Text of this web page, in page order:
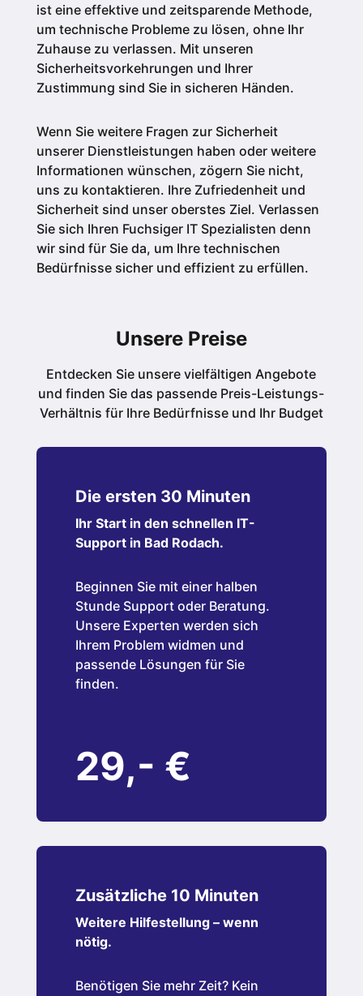
ist eine effektive und zeitsparende Methode,
um technische Probleme zu lösen, ohne Ihr
Zuhause zu verlassen. Mit unseren
Sicherheitsvorkehrungen und Ihrer
Zustimmung sind Sie in sicheren Händen.
Wenn Sie weitere Fragen zur Sicherheit
unserer Dienstleistungen haben oder weitere
Informationen wünschen, zögern Sie nicht,
uns zu kontaktieren. Ihre Zufriedenheit und
Sicherheit sind unser oberstes Ziel. Verlassen
Sie sich Ihren Fuchsiger IT Spezialisten denn
wir sind für Sie da, um Ihre technischen
Bedürfnisse sicher und effizient zu erfüllen.
Unsere Preise
Entdecken Sie unsere vielfältigen Angebote
und finden Sie das passende Preis-Leistungs-
Verhältnis für Ihre Bedürfnisse und Ihr Budget
Die ersten 30 Minuten
Ihr Start in den schnellen IT-
Support in Bad Rodach.
Beginnen Sie mit einer halben
Stunde Support oder Beratung.
Unsere Experten werden sich
Ihrem Problem widmen und
passende Lösungen für Sie
finden.
29,- €
Zusätzliche 10 Minuten
Weitere Hilfestellung – wenn
nötig.
Benötigen Sie mehr Zeit? Kein